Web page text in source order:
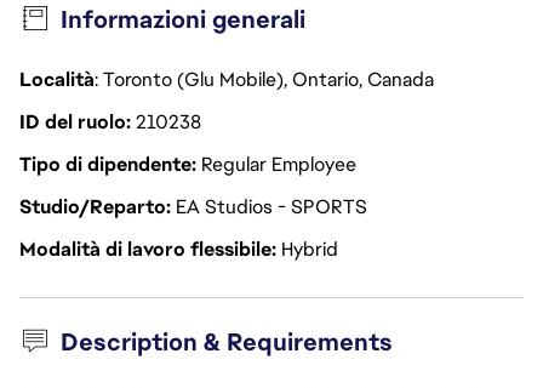
Informazioni generali
Località: Toronto (Glu Mobile), Ontario, Canada
ID del ruolo210238
Tipo di dipendente Regular Employee
Studio/Reparto EA Studios - SPORTS
Modalità di lavoro flessibile Hybrid
Description & Requirements